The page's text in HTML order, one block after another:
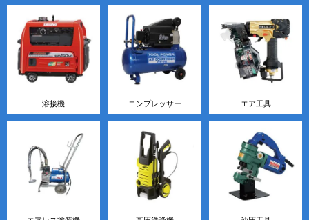
溶接機 コンプレッサー エア工具